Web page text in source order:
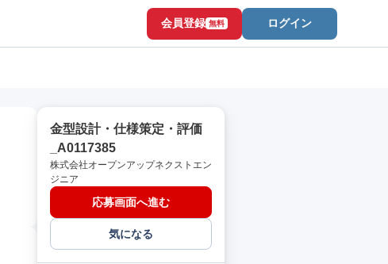
会員登録 無料 ログイン
金型設計・仕様策定・評価
_A0117385
株式会社オープンアップネクストエン
ジニア
応募画面へ進む
気になる